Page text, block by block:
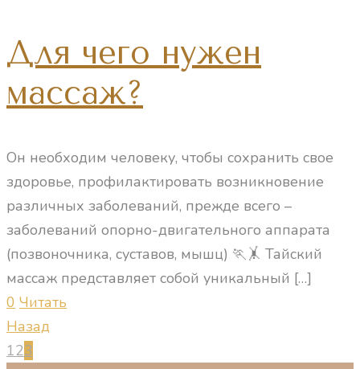
Для чего нужен
массаж?
Он необходим человеку, чтобы сохранить свое
здоровье, профилактировать возникновение
различных заболеваний, прежде всего –
заболеваний опорно-двигательного аппарата
(позвоночника, суставов, мышц) 🏃🤸 Тайский
массаж представляет собой уникальный […]
0 Читать
Назад
123